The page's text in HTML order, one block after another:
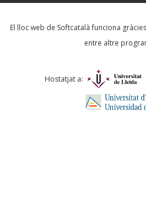
Què proposeu?
Comentari *
El lloc web de Softcatalà funciona
entre altre
Hostatjat a: